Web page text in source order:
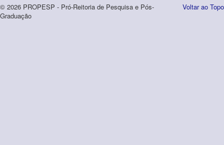
Voltar ao Topo
© 2026 PROPESP - Pró-Reitoria de Pesquisa e Pós-
Graduação